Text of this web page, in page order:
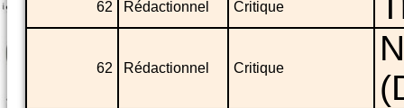
62 Rédactionnel Critique
62 Rédactionnel Critique